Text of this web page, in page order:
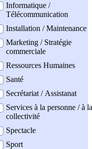
Informatique /
Télécommunication
Installation / Maintenance
Marketing / Stratégie
commerciale
Ressources Humaines
Santé
Secrétariat / Assistanat
Services à la personne / à la
collectivité
Spectacle
Sport